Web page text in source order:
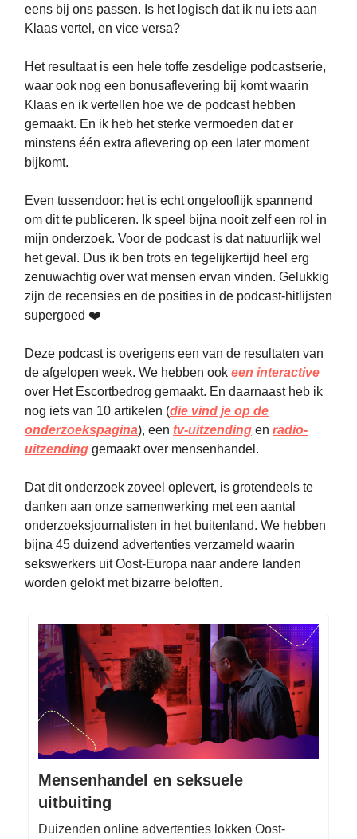
eens bij ons passen. Is het logisch dat ik nu iets aan
Klaas vertel, en vice versa?
Het resultaat is een hele toffe zesdelige podcastserie,
waar ook nog een bonusaflevering bij komt waarin
Klaas en ik vertellen hoe we de podcast hebben
gemaakt. En ik heb het sterke vermoeden dat er
minstens één extra aflevering op een later moment
bijkomt.
Even tussendoor: het is echt ongelooflijk spannend
om dit te publiceren. Ik speel bijna nooit zelf een rol in
mijn onderzoek. Voor de podcast is dat natuurlijk wel
het geval. Dus ik ben trots en tegelijkertijd heel erg
zenuwachtig over wat mensen ervan vinden. Gelukkig
zijn de recensies en de posities in de podcast-hitlijsten
supergoed ❤️
Deze podcast is overigens een van de resultaten van
de afgelopen week. We hebben ook een interactive
over Het Escortbedrog gemaakt. En daarnaast heb ik
nog iets van 10 artikelen (die vind je op de
onderzoekspagina), een tv-uitzending en radio-
uitzending gemaakt over mensenhandel.
Dat dit onderzoek zoveel oplevert, is grotendeels te
danken aan onze samenwerking met een aantal
onderzoeksjournalisten in het buitenland. We hebben
bijna 45 duizend advertenties verzameld waarin
sekswerkers uit Oost-Europa naar andere landen
worden gelokt met bizarre beloften.
Mensenhandel en seksuele
uitbuiting
Duizenden online advertenties lokken Oost-